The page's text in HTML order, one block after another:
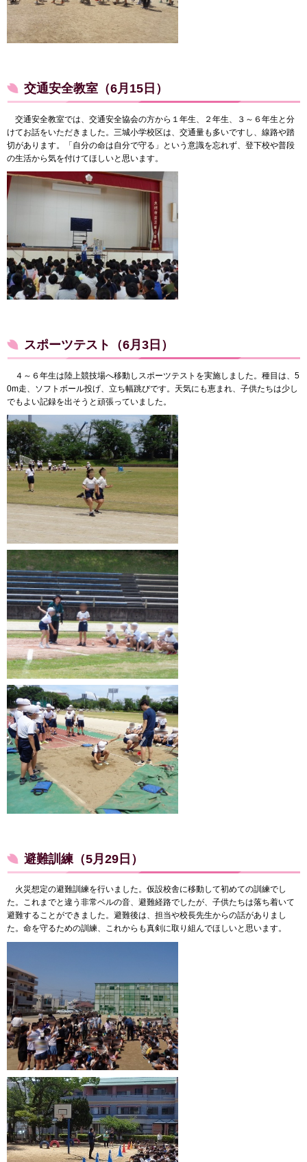
交通安全教室（6月15日）
交通安全教室では、交通安全協会の方から１年生、２年生、３～６年生と分
けてお話をいただきました。三城小学校区は、交通量も多いですし、線路や踏
切があります。「自分の命は自分で守る」という意識を忘れず、登下校や普段
の生活から気を付けてほしいと思います。
スポーツテスト（6月3日）
４～６年生は陸上競技場へ移動しスポーツテストを実施しました。種目は、5
0m走、ソフトボール投げ、立ち幅跳びです。天気にも恵まれ、子供たちは少し
でもよい記録を出そうと頑張っていました。
避難訓練（5月29日）
火災想定の避難訓練を行いました。仮設校舎に移動して初めての訓練でし
た。これまでと違う非常ベルの音、避難経路でしたが、子供たちは落ち着いて
避難することができました。避難後は、担当や校長先生からの話がありまし
た。命を守るための訓練、これからも真剣に取り組んでほしいと思います。